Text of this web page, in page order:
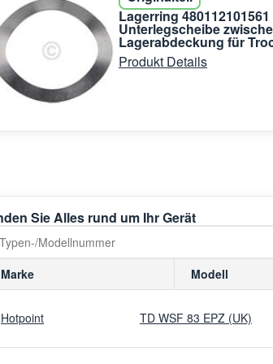
Lagerring 480112101561
Unterlegscheibe
Lagerabdeckung für
Produkt Details
Sie Alles rund um Ihr Gerät
Marke Modell
Hotpoint TD WSF 83 EPZ (UK)